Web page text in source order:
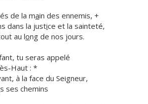
de la main des ennemis, +
dans la justice et la sainteté,
au long de nos jours.
tu seras appelé
Haut : *
à la face du Seigneur,
s ses chemins